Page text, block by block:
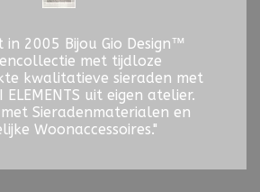
in 2005 Bijou Gio Design™
met tijdloze
kwalitatieve sieraden met
ELEMENTS uit eigen atelier.
Sieradenmaterialen en
Woonaccessoires."